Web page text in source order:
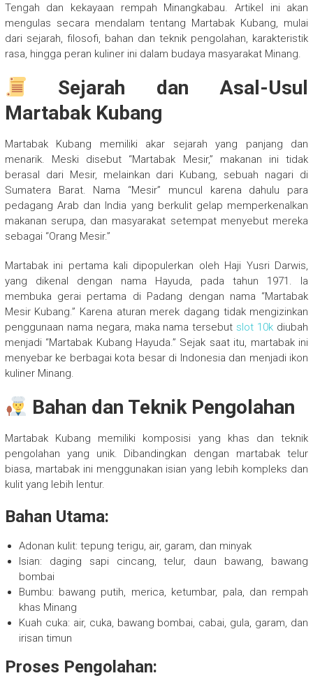
Tengah dan kekayaan rempah Minangkabau. Artikel ini akan
mengulas secara mendalam tentang Martabak Kubang, mulai
dari sejarah, filosofi, bahan dan teknik pengolahan, karakteristik
rasa, hingga peran kuliner ini dalam budaya masyarakat Minang.
Sejarah dan Asal-Usul
Martabak Kubang
Martabak Kubang memiliki akar sejarah yang panjang dan
menarik. Meski disebut “Martabak Mesir,” makanan ini tidak
berasal dari Mesir, melainkan dari Kubang, sebuah nagari di
Sumatera Barat. Nama “Mesir” muncul karena dahulu para
pedagang Arab dan India yang berkulit gelap memperkenalkan
makanan serupa, dan masyarakat setempat menyebut mereka
sebagai “Orang Mesir.”
Martabak ini pertama kali dipopulerkan oleh Haji Yusri Darwis,
yang dikenal dengan nama Hayuda, pada tahun 1971. Ia
membuka gerai pertama di Padang dengan nama “Martabak
Mesir Kubang.” Karena aturan merek dagang tidak mengizinkan
penggunaan nama negara, maka nama tersebut slot 10k diubah
menjadi “Martabak Kubang Hayuda.” Sejak saat itu, martabak ini
menyebar ke berbagai kota besar di Indonesia dan menjadi ikon
kuliner Minang.
Bahan dan Teknik Pengolahan
Martabak Kubang memiliki komposisi yang khas dan teknik
pengolahan yang unik. Dibandingkan dengan martabak telur
biasa, martabak ini menggunakan isian yang lebih kompleks dan
kulit yang lebih lentur.
Bahan Utama:
Adonan kulit: tepung terigu, air, garam, dan minyak
Isian: daging sapi cincang, telur, daun bawang, bawang
bombai
Bumbu: bawang putih, merica, ketumbar, pala, dan rempah
khas Minang
Kuah cuka: air, cuka, bawang bombai, cabai, gula, garam, dan
irisan timun
Proses Pengolahan: